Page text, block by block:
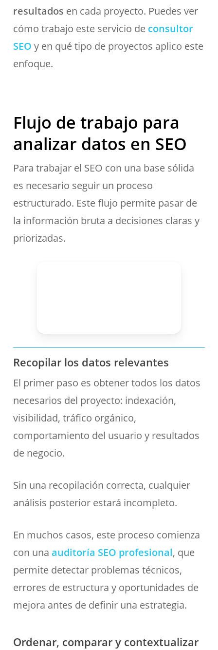
resultados en cada proyecto. Puedes ver
cómo trabajo este servicio de consultor
SEO y en qué tipo de proyectos aplico este
enfoque.
Flujo de trabajo para
analizar datos en SEO
Para trabajar el SEO con una base sólida
es necesario seguir un proceso
estructurado. Este flujo permite pasar de
la información bruta a decisiones claras y
priorizadas.
Recopilar los datos relevantes
El primer paso es obtener todos los datos
necesarios del proyecto: indexación,
visibilidad, tráfico orgánico,
comportamiento del usuario y resultados
de negocio.
Sin una recopilación correcta, cualquier
análisis posterior estará incompleto.
En muchos casos, este proceso comienza
con una auditoría SEO profesional, que
permite detectar problemas técnicos,
errores de estructura y oportunidades de
mejora antes de definir una estrategia.
Ordenar, comparar y contextualizar